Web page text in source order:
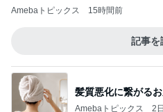
Amebaトピックス 15時間前
記事を
髪質悪化に繋がる
Amebaトピックス 2